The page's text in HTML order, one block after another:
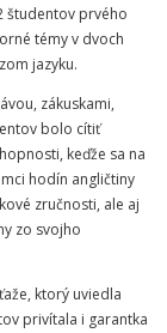
študentov prvého
témy v dvoch
jazyku.
zákuskami,
bolo cítiť
keďže sa na
hodín angličtiny
zručnosti, ale aj
zo svojho
ktorý uviedla
privítala i garantka